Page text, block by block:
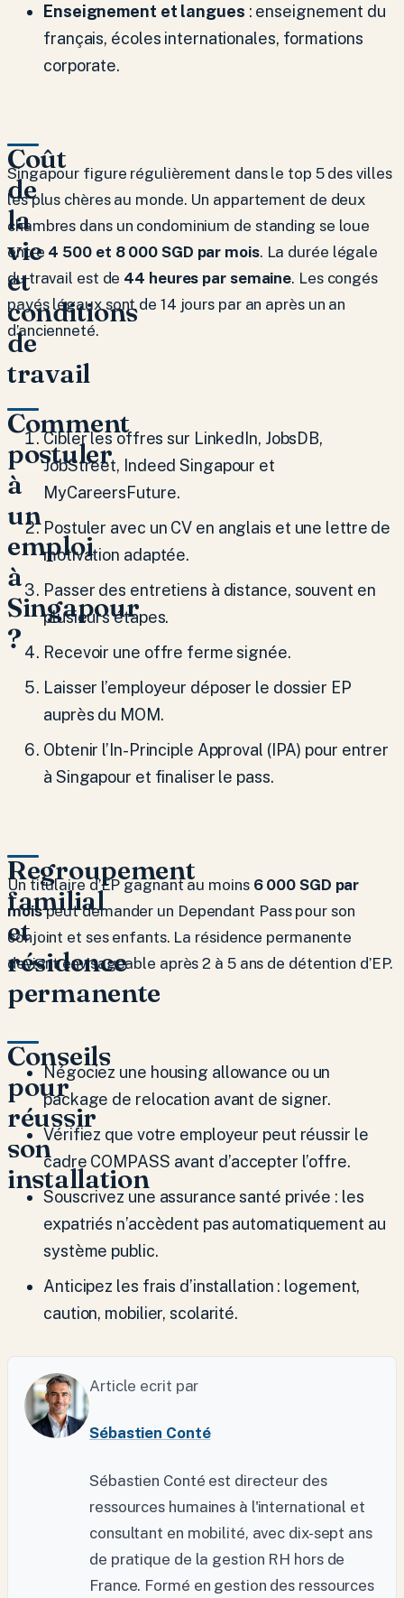
Enseignement et langues : enseignement du
français, écoles internationales, formations
corporate.
Coût
de
la
vie
et
conditions
de
travail
Singapour figure régulièrement dans le top 5 des villes
les plus chères au monde. Un appartement de deux
chambres dans un condominium de standing se loue
entre 4 500 et 8 000 SGD par mois. La durée légale
du travail est de 44 heures par semaine. Les congés
payés légaux sont de 14 jours par an après un an
d’ancienneté.
Comment
postuler
à
un
emploi
à
Singapour
?
Cibler les offres sur LinkedIn, JobsDB,
JobStreet, Indeed Singapour et
MyCareersFuture.
Postuler avec un CV en anglais et une lettre de
motivation adaptée.
Passer des entretiens à distance, souvent en
plusieurs étapes.
Recevoir une offre ferme signée.
Laisser l’employeur déposer le dossier EP
auprès du MOM.
Obtenir l’In-Principle Approval (IPA) pour entrer
à Singapour et finaliser le pass.
Regroupement
familial
et
résidence
permanente
Un titulaire d’EP gagnant au moins 6 000 SGD par
moispeut demander un Dependant Pass pour son
conjoint et ses enfants. La résidence permanente
devient envisageable après 2 à 5 ans de détention d’EP.
Conseils
pour
réussir
son
installation
Négociez une housing allowance ou un
package de relocation avant de signer.
Vérifiez que votre employeur peut réussir le
cadre COMPASS avant d’accepter l’offre.
Souscrivez une assurance santé privée : les
expatriés n’accèdent pas automatiquement au
système public.
Anticipez les frais d’installation : logement,
caution, mobilier, scolarité.
Article ecrit par
Sébastien Conté
Sébastien Conté est directeur des
ressources humaines à l'international et
consultant en mobilité, avec dix-sept ans
de pratique de la gestion RH hors de
France. Formé en gestion des ressources